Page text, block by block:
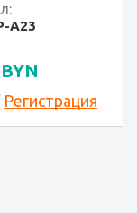
A23
BYN
Регистрация